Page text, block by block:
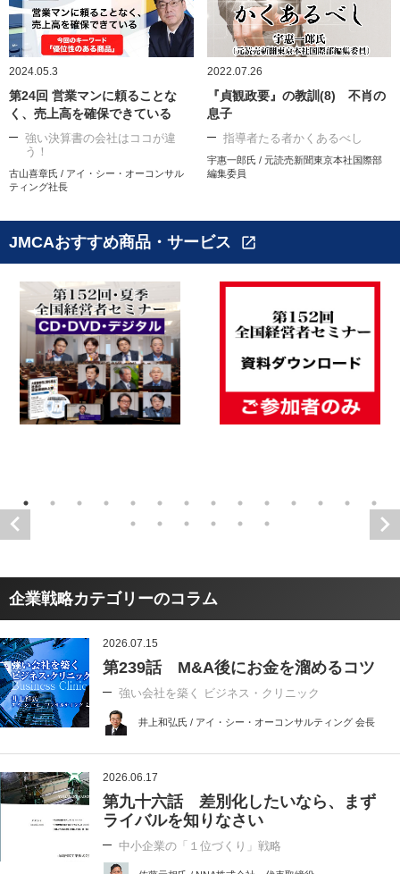
2024.05.3
第24回 営業マンに頼ることな
く、売上高を確保できている
強い決算書の会社はココが違
う！
古山喜章氏 / アイ・シー・オーコンサル
ティング社長
2022.07.26
『貞観政要』の教訓(8) 不肖の
息子
指導者たる者かくあるべし
宇惠一郎氏 / 元読売新聞東京本社国際部
編集委員
JMCAおすすめ商品・サービス open_in_new
企業戦略カテゴリーのコラム
2026.07.15
第239話 M&A後にお金を溜めるコツ
強い会社を築く ビジネス・クリニック
井上和弘氏 / アイ・シー・オーコンサルティング 会長
2026.06.17
第九十六話 差別化したいなら、まず
ライバルを知りなさい
中小企業の「１位づくり」戦略